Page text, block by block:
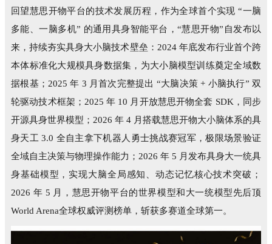
回望慧思开物平台的技术发展历程，作为全球首个实现 “一脑
多能、一脑多机” 的通用具身智能平台，“慧思开物”自发布以
来，持续夯实具身大小脑技术壁垒：2024 年底发布行业首个跨
本体标准化大规模具身数据集，为大小脑模型训练奠定全域数
据根基；2025 年 3 月首次完整提出 “大脑决策 + 小脑执行” 双
轮驱动技术框架；2025 年 10 月开放慧思开物全套 SDK，同步
开源具身世界模型；2026 年 4 月搭载慧思开物大小脑体系的具
身天工 3.0 全自主拿下机器人勇士挑战赛冠军，极限场景验证
全域自主决策与物理操作能力；2026 年 5 月发布具身大一统具
身基础模型，实现大脑全局感知、动态记忆核心技术突破；
2026 年 5 月，慧思开物平台的世界模型和大一统模型先后顶
World Arena全球权威评测榜单，斩获多赛道全球第一。